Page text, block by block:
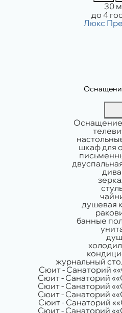
30 м
до 4
шкаф для
душевая
банные
душ
журнальный